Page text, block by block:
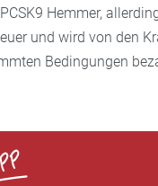
Hemmer,
und wird von den
Bedingungen